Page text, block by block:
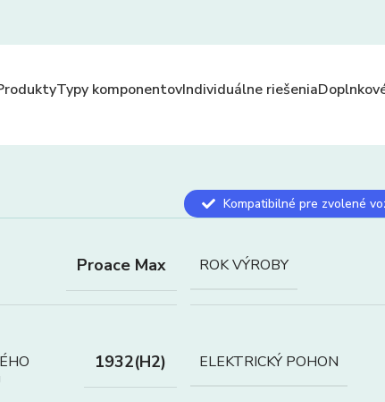
Typy komponentovIndividuálne riešenia
Kompatibilné pre zvolené
Proace Max ROK VÝROBY
1932(H2) ELEKTRICKÝ POHON